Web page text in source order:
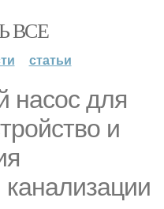
ВСЕ
статьи
насос для
и